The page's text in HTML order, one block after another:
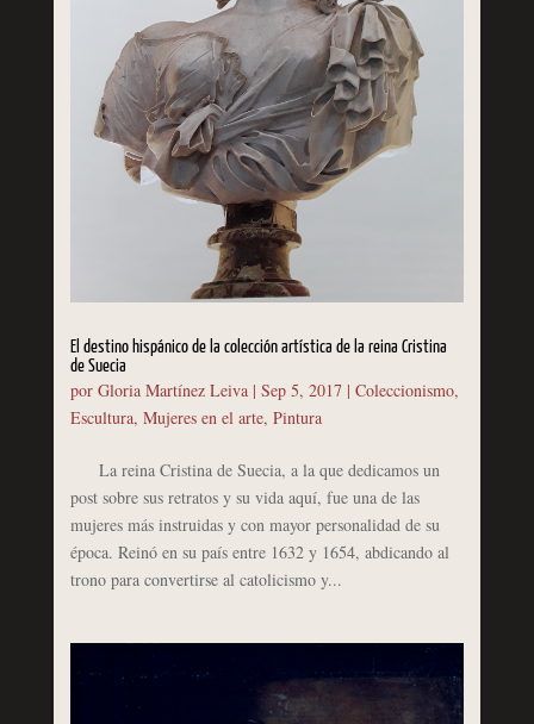
El destino hispánico de la colección artística de la reina Cristina
de Suecia
por Gloria Martínez Leiva| Sep 5, 2017| Coleccionismo,
Escultura, Mujeres en el arte, Pintura
La reina Cristina de Suecia, a la que dedicamos un
post sobre sus retratos y su vida aquí, fue una de las
mujeres más instruidas y con mayor personalidad de su
época. Reinó en su país entre 1632 y 1654, abdicando al
trono para convertirse al catolicismo y...